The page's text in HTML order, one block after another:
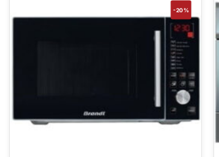
-20%